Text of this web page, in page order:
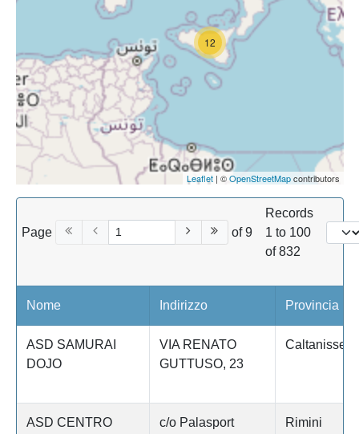
12
Leaflet| ©OpenStreetMapcontributors
Page of 9
Records
1 to 100
of 832
Nome Indirizzo Provincia
ASD SAMURAI
DOJO
VIA RENATO
GUTTUSO, 23
Caltanissetta
ASD CENTRO
c/o Palasport
Rimini